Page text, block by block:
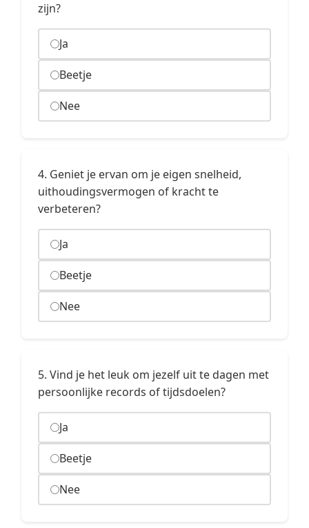
zijn?
Ja
Beetje
Nee
4. Geniet je ervan om je eigen snelheid,
uithoudingsvermogen of kracht te
verbeteren?
Ja
Beetje
Nee
5. Vind je het leuk om jezelf uit te dagen met
persoonlijke records of tijdsdoelen?
Ja
Beetje
Nee